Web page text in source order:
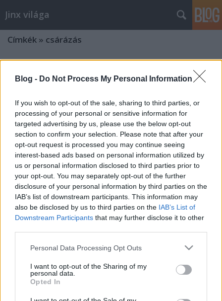
Blog - Do Not Process My Personal Information
If you wish to opt-out of the sale, sharing to third parties, or
processing of your personal or sensitive information for
targeted advertising by us, please use the below opt-out
section to confirm your selection. Please note that after your
opt-out request is processed you may continue seeing
interest-based ads based on personal information utilized by
us or personal information disclosed to third parties prior to
your opt-out. You may separately opt-out of the further
disclosure of your personal information by third parties on the
IAB’s list of downstream participants. This information may
also be disclosed by us to third parties on the IAB’s List of
Downstream Participants that may further disclose it to other
Please note that this website/app uses one or more Google
not limited to your visit or usage behaviour. You may click to
grant or deny consent to Google and its third-party tags to
use your data for below specified purposes in below Google
consent section.
Personal Data Processing Opt Outs
I want to opt-out of the Sharing of my
personal data.
Opted In
Jinx világa
Címkék » csárázás
Zendrajinx •2015. március 30.
A kollegináknak (NEM Miss Műkörömnek, hanem a
jobbaknak) néha vannak jó ötleteik, most pl. az egyik
ajánlotta Sándor Anikó Pillangó a vállamon című
utazási regényét, vagy nem is tudom, minek
nevezzem. Egy kedves könyv egy ötvenes elvált nőről,
aki hirtelen úgy érzi,…
meló: nagyon erdő...
Zendrajinx• 2012. augusztus 03.
mindig "érzem a naplemente ízét a tölgyfában"... :D
a mai napra felírt szó...